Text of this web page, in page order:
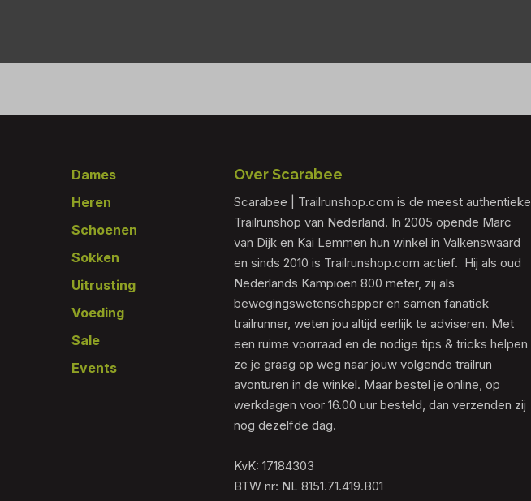
Footer
Dames
Heren
Schoenen
Sokken
Uitrusting
Voeding
Sale
Events
Over Scarabee
Scarabee | Trailrunshop.com is de meest authentieke
Trailrunshop van Nederland. In 2005 opende Marc
van Dijk en Kai Lemmen hun winkel in Valkenswaard
en sinds 2010 is Trailrunshop.com actief. Hij als oud
Nederlands Kampioen 800 meter, zij als
bewegingswetenschapper en samen fanatiek
trailrunner, weten jou altijd eerlijk te adviseren. Met
een ruime voorraad en de nodige tips & tricks helpen
ze je graag op weg naar jouw volgende trailrun
avonturen in de winkel. Maar bestel je online, op
werkdagen voor 16.00 uur besteld, dan verzenden zij
nog dezelfde dag.
KvK: 17184303
BTW nr: NL 8151.71.419.B01